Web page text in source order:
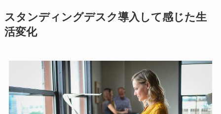
スタンディングデスク導入して感じた生
活変化